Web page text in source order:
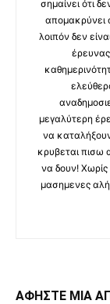
σημαίνει ότι
απομακρύνει
λοιπόν δεν
μεγαλύτερη
να καταλήξουν
κρυβεται πισω
να δουν!
μασημενες
ΑΦΗΣΤΕ ΜΙΑ